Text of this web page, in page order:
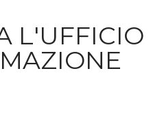
L'UFFICIO